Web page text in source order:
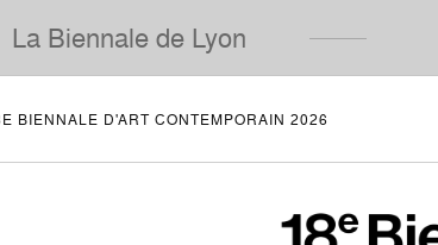
La Biennale de Lyon
BIENNALE D'ART CONTEMPORAIN 2026